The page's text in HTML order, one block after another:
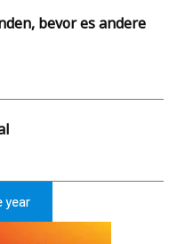
bevor es andere
year